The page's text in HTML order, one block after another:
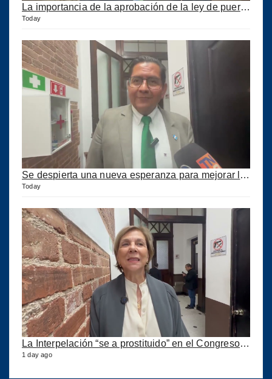
La importancia de la aprobación de la ley de puertos
Today
Se despierta una nueva esperanza para mejorar los puertos del país
Today
La Interpelación “se a prostituido” en el Congreso expresa diputada Marroquín
1 day ago